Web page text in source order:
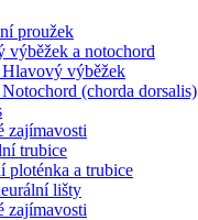
proužek
výběžek a notochord
Hlavový výběžek
Notochord (chorda dorsalis)
zajímavosti
trubice
ploténka a trubice
lišty
zajímavosti